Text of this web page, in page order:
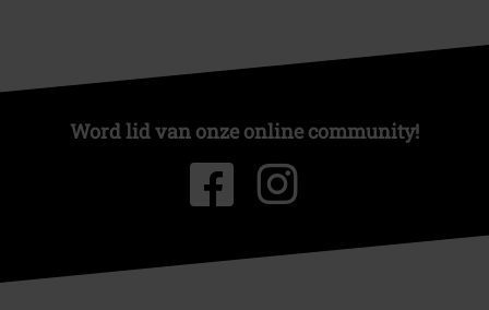
Word lid van onze online community!